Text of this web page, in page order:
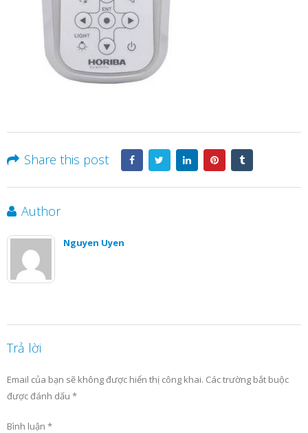
Share this post
Author
Nguyen Uyen
Trả lời
Email của bạn sẽ không được hiển thị công khai. Các trường bắt buộc
được đánh dấu *
Bình luận *